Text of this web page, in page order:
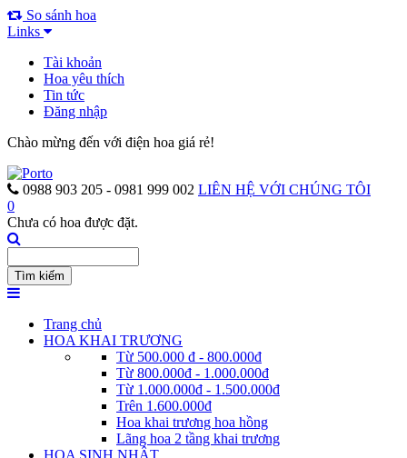
So sánh hoa
Links
Tài khoản
Hoa yêu thích
Tin tức
Đăng nhập
Chào mừng đến với điện hoa giá rẻ!
0988 903 205 - 0981 999 002 LIÊN HỆ VỚI CHÚNG TÔI
0
Chưa có hoa được đặt.
Trang chủ
HOA KHAI TRƯƠNG
Từ 500.000 đ - 800.000đ
Từ 800.000đ - 1.000.000đ
Từ 1.000.000đ - 1.500.000đ
Trên 1.600.000đ
Hoa khai trương hoa hồng
Lãng hoa 2 tầng khai trương
HOA SINH NHẬT